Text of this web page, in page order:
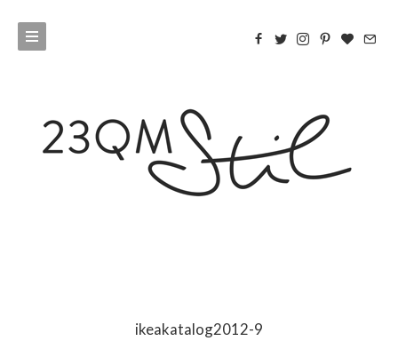
ikeakatalog2012-9